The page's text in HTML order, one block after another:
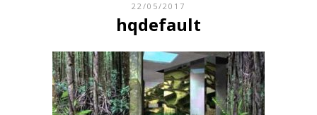
22/05/2017
hqdefault